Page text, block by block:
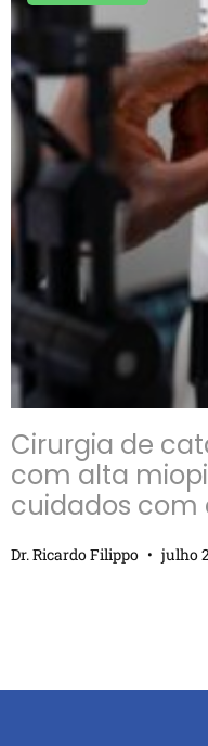
Cirurgia de
com alta
cuidados com
Dr. Ricardo Filippo julho